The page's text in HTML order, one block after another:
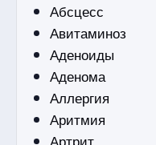
Абсцесс
Авитаминоз
Аденоиды
Аденома
Аллергия
Аритмия
Артрит